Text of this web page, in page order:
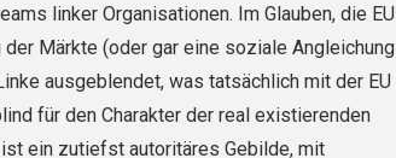
linker Organisationen. Im Glauben, die EU
Märkte (oder gar eine soziale Angleichung
ausgeblendet, was tatsächlich mit der EU
für den Charakter der real existierenden
ein zutiefst autoritäres Gebilde, mit